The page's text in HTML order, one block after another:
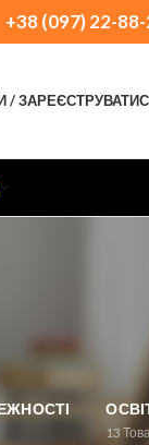
+38 (097) 22-
/
13